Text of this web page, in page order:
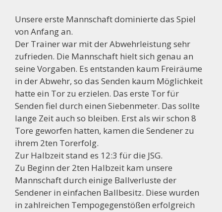
Unsere erste Mannschaft dominierte das Spiel
von Anfang an.
Der Trainer war mit der Abwehrleistung sehr
zufrieden. Die Mannschaft hielt sich genau an
seine Vorgaben. Es entstanden kaum Freiräume
in der Abwehr, so das Senden kaum Möglichkeit
hatte ein Tor zu erzielen. Das erste Tor für
Senden fiel durch einen Siebenmeter. Das sollte
lange Zeit auch so bleiben. Erst als wir schon 8
Tore geworfen hatten, kamen die Sendener zu
ihrem 2ten Torerfolg.
Zur Halbzeit stand es 12:3 für die JSG.
Zu Beginn der 2ten Halbzeit kam unsere
Mannschaft durch einige Ballverluste der
Sendener in einfachen Ballbesitz. Diese wurden
in zahlreichen Tempogegenstößen erfolgreich